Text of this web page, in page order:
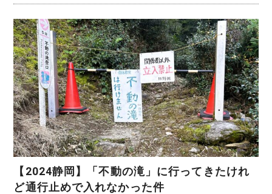
【2024静岡】「不動の滝」に行ってきたけれ
ど通行止めで入れなかった件